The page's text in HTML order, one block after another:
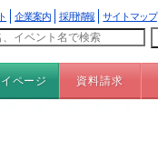
企業案内 採用情報 サイトマップ
ページ 資料請求